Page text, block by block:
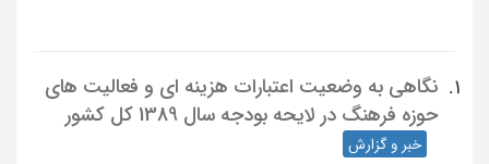
1.
نگاهی به وضعیت اعتبارات هزینه ای و فعالیت های
حوزه فرهنگ در لایحه بودجه سال 1389 کل کشور
خبر و گزارش